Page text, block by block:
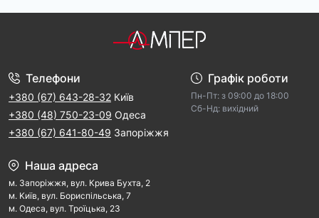
Телефони
+380 (67) 643-28-32 Київ
+380 (48) 750-23-09 Одеса
+380 (67) 641-80-49 Запоріжжя
Графік роботи
Пн-Пт: з 09:00 дo 18:00
Cб-Hд: виxідний
Наша адреса
м. Запорiжжя, вул. Крива Бухта, 2
м. Kиїв, вул. Бориспільська, 7
м. Одеса, вул. Троїцька, 23